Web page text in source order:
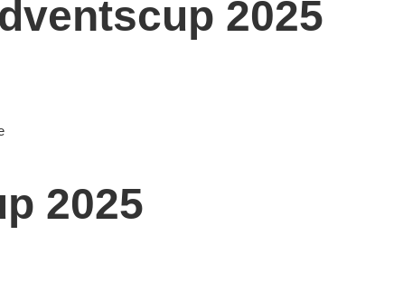
2025
2025